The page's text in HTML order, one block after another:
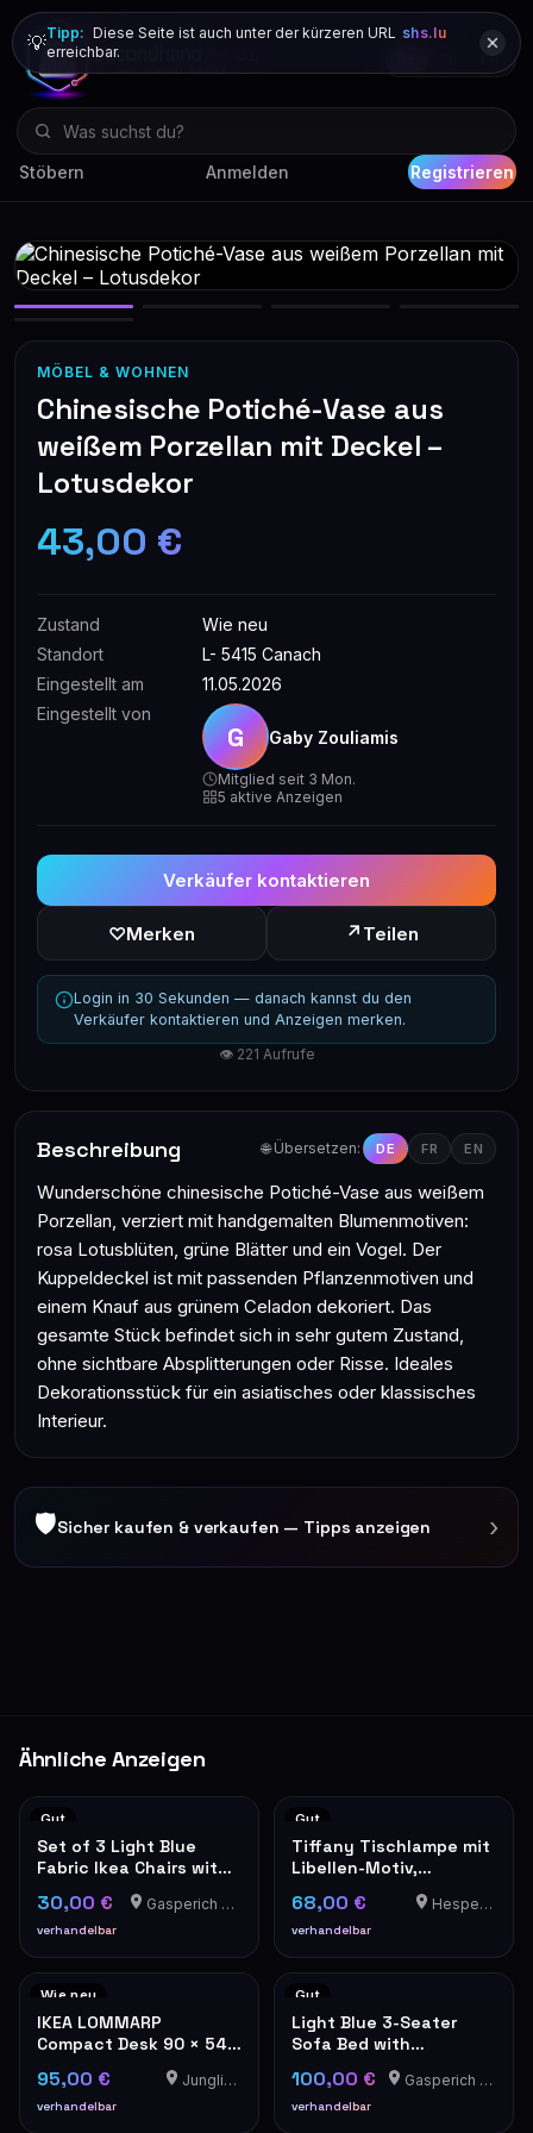
Stöbern Anmelden Registrieren
💡Tipp: Diese Seite ist auch unter der kürzeren URL shs.lu
erreichbar.
MÖBEL & WOHNEN
Chinesische Potiché-Vase aus
weißem Porzellan mit Deckel –
Lotusdekor
43,00 €
Zustand
Wie neu
Standort
L- 5415 Canach
Eingestellt am
11.05.2026
Eingestellt von
G Gaby Zouliamis
Mitglied seit 3 Mon.
5 aktive Anzeigen
Verkäufer kontaktieren
♡Merken ↗ Teilen
Login in 30 Sekunden — danach kannst du den
Verkäufer kontaktieren und Anzeigen merken.
👁 221 Aufrufe
Beschreibung 🌐 Übersetzen: DE FR EN
Wunderschöne chinesische Potiché-Vase aus weißem
Porzellan, verziert mit handgemalten Blumenmotiven:
rosa Lotusblüten, grüne Blätter und ein Vogel. Der
Kuppeldeckel ist mit passenden Pflanzenmotiven und
einem Knauf aus grünem Celadon dekoriert. Das
gesamte Stück befindet sich in sehr gutem Zustand,
ohne sichtbare Absplitterungen oder Risse. Ideales
Dekorationsstück für ein asiatisches oder klassisches
Interieur.
🛡Sicher kaufen & verkaufen — Tipps anzeigen ›
Ähnliche Anzeigen
Gut
Set of 3 Light Blue
Fabric Ikea Chairs with
Wooden Legs
30,00 €
verhandelbar
Gasperich - Luxembourg
Gut
Tiffany Tischlampe mit
Libellen-Motiv,
Buntglas rosa/blau
68,00 €
verhandelbar
Hesperange
Wie neu
IKEA LOMMARP
Compact Desk 90 × 54
cm – Dark Blue-Green,
Excellent Condition
95,00 €
verhandelbar
Junglinster
Gut
Light Blue 3-Seater
Sofa Bed with
Cushions, convertible
to a bed, Ikea
HOLMSUND
100,00 €
verhandelbar
Gasperich - Luxembourg